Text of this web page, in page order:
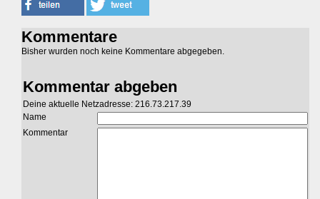
Kommentare
Bisher wurden noch keine Kommentare abgegeben.
Kommentar abgeben
Deine aktuelle Netzadresse: 216.73.217.39
Name
Kommentar